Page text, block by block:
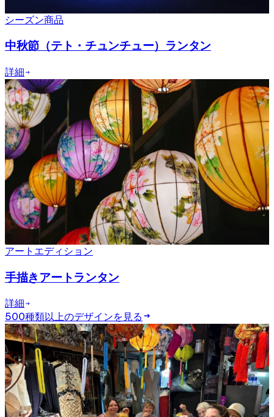
シーズン商品
中秋節（テト・チュンチュー）ランタン
詳細
アートエディション
手描きアートランタン
詳細
500種類以上のデザインを見る